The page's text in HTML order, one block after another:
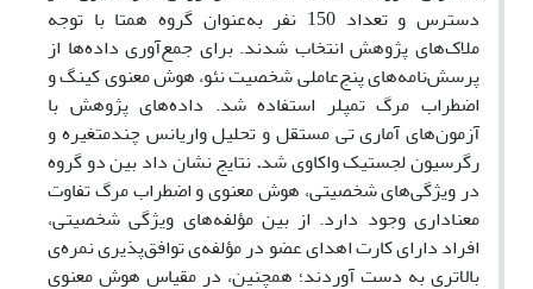
دسترس و تعداد 150 نفر به‌عنوان گروه همتا با توجه
ملاک‌های پژوهش انتخاب شدند. برای جمع‌آوری داده‌ها از
پرسش‌نامه‌های پنج‌عاملی شخصیت نئو،هوش معنوی کینگ و
اضطراب مرگ تمپلر استفاده شد. داده‌های پژوهش با
آزمون‌های آماریتیمستقل و تحلیل واریانس چندمتغیره و
رگرسیون لجستیک واکاوی شد.نتایج نشان داد بین دو گروه
در ویژگی‌های شخصیتی، هوش معنوی و اضطراب مرگ تفاوت
معناداری وجود دارد. از بین مؤلفه‌های ویژگی شخصیتی،
افراد دارای کارت اهدای عضو در مؤلفه‌ی توافق‌پذیری نمره‌ی
بالاتری به دست آوردند؛ همچنین، در مقیاس هوش معنوی